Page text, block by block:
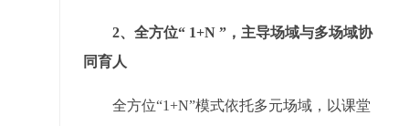
2、 全方位“ 1+N ”，主导场域与多场域协
同育人
全方位“1+N”模式依托多元场域，以课堂